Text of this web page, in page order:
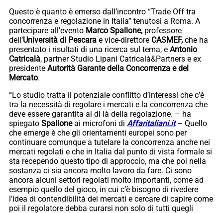
Questo è quanto è emerso dall’incontro “Trade Off tra
concorrenza e regolazione in Italia” tenutosi a Roma. A
partecipare all’evento Marco Spallone, professore
dell’Università di Pescara e vice-direttore CASMEF, che ha
presentato i risultati di una ricerca sul tema, e Antonio
Catricalà, partner Studio Lipani Catricalà&Partners e ex
presidente Autorità Garante della Concorrenza e del
Mercato.
“Lo studio tratta il potenziale conflitto d’interessi che c’è
tra la necessità di regolare i mercati e la concorrenza che
deve essere garantita al di là della regolazione. – ha
spiegato Spalloneai microfoni di Affaritaliani.it– Quello
che emerge è che gli orientamenti europei sono per
continuare comunque a tutelare la concorrenza anche nei
mercati regolati e che in Italia dal punto di vista formale si
sta recependo questo tipo di approccio, ma che poi nella
sostanza ci sia ancora molto lavoro da fare. Ci sono
ancora alcuni settori regolati molto importanti, come ad
esempio quello del gioco, in cui c’è bisogno di rivedere
l’idea di contendibilità dei mercati e cercare di capire come
poi il regolatore debba curarsi non solo di tutti quegli